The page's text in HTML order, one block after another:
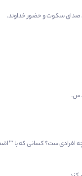
صدای سکوت و حضور خداوند.
افرادی ست؟ کسانی که با